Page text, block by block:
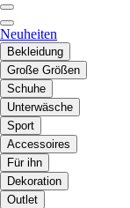
Neuheiten
Bekleidung
Große Größen
Schuhe
Unterwäsche
Sport
Accessoires
Für ihn
Dekoration
Outlet